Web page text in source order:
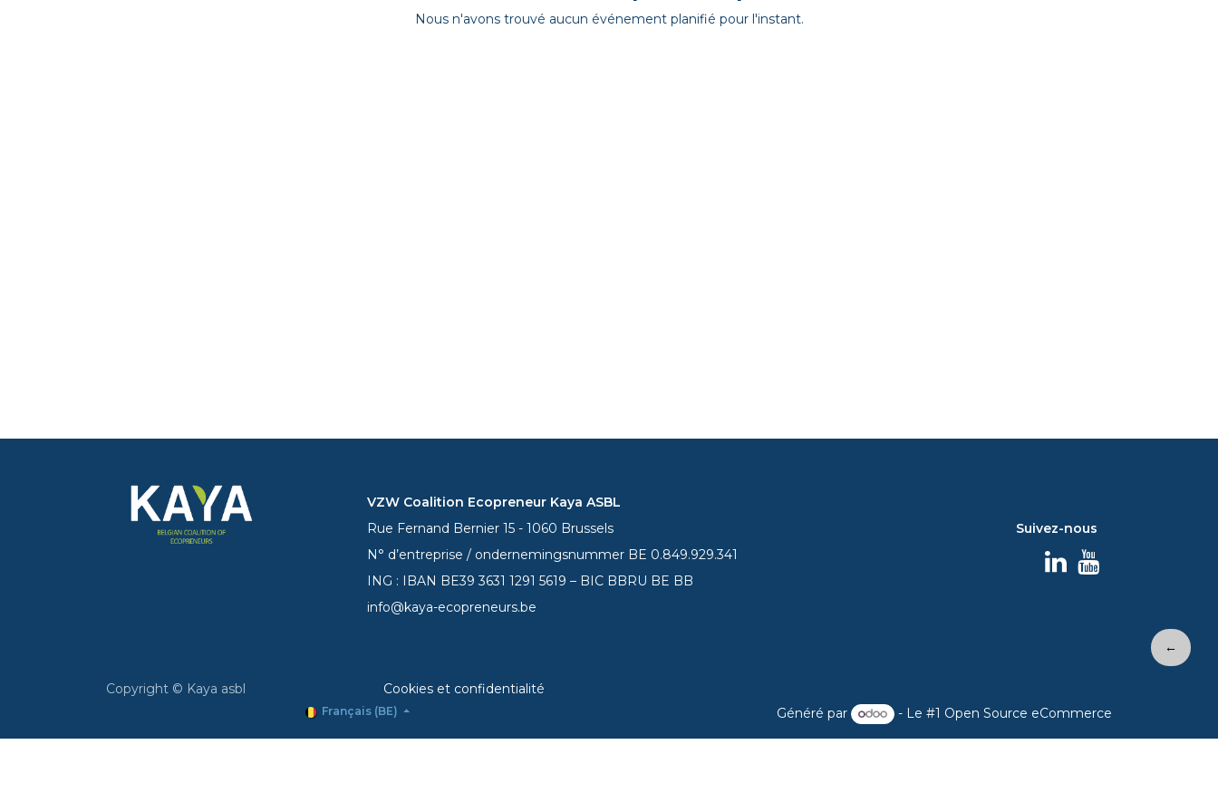
Nous n'avons trouvé aucun événement planifié pour l'instant.
Suivez-nous
←
VZW Coalition Ecopreneur Kaya ASBL
Rue Fernand Bernier 15 - 1060 Brussels
N° d’entreprise / ondernemingsnummer BE 0.849.929.341
ING : IBAN BE393631 1291 5619 – BIC BBRU BE BB
info@kaya-ecopreneurs.be
Copyright © Kaya asbl Cookies et confidentialité
Français (BE) Généré par - Le #1 Open Source eCommerce